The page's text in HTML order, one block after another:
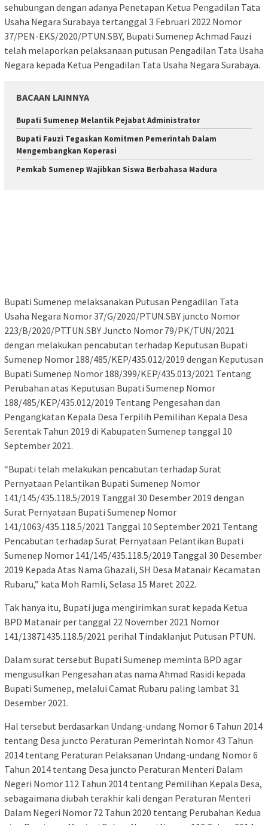
sehubungan dengan adanya Penetapan Ketua Pengadilan Tata
Usaha Negara Surabaya tertanggal 3 Februari 2022 Nomor
37/PEN-EKS/2020/PTUN.SBY, Bupati Sumenep Achmad Fauzi
telah melaporkan pelaksanaan putusan Pengadilan Tata Usaha
Negara kepada Ketua Pengadilan Tata Usaha Negara Surabaya.
BACAAN LAINNYA
Bupati Sumenep Melantik Pejabat Administrator
Bupati Fauzi Tegaskan Komitmen Pemerintah Dalam
Mengembangkan Koperasi
Pemkab Sumenep Wajibkan Siswa Berbahasa Madura
Bupati Sumenep melaksanakan Putusan Pengadilan Tata
Usaha Negara Nomor 37/G/2020/PTUN.SBY juncto Nomor
223/B/2020/PT.TUN.SBY Juncto Nomor 79/PK/TUN/2021
dengan melakukan pencabutan terhadap Keputusan Bupati
Sumenep Nomor 188/485/KEP/435.012/2019 dengan Keputusan
Bupati Sumenep Nomor 188/399/KEP/435.013/2021 Tentang
Perubahan atas Keputusan Bupati Sumenep Nomor
188/485/KEP/435.012/2019 Tentang Pengesahan dan
Pengangkatan Kepala Desa Terpilih Pemilihan Kepala Desa
Serentak Tahun 2019 di Kabupaten Sumenep tanggal 10
September 2021.
“Bupati telah melakukan pencabutan terhadap Surat
Pernyataan Pelantikan Bupati Sumenep Nomor
141/145/435.118.5/2019 Tanggal 30 Desember 2019 dengan
Surat Pernyataan Bupati Sumenep Nomor
141/1063/435.118.5/2021 Tanggal 10 September 2021 Tentang
Pencabutan terhadap Surat Pernyataan Pelantikan Bupati
Sumenep Nomor 141/145/435.118.5/2019 Tanggal 30 Desember
2019 Kepada Atas Nama Ghazali, SH Desa Matanair Kecamatan
Rubaru,” kata Moh Ramli, Selasa 15 Maret 2022.
Tak hanya itu, Bupati juga mengirimkan surat kepada Ketua
BPD Matanair per tanggal 22 November 2021 Nomor
141/13871435.118.5/2021 perihal Tindaklanjut Putusan PTUN.
Dalam surat tersebut Bupati Sumenep meminta BPD agar
mengusulkan Pengesahan atas nama Ahmad Rasidi kepada
Bupati Sumenep, melalui Camat Rubaru paling lambat 31
Desember 2021.
Hal tersebut berdasarkan Undang-undang Nomor 6 Tahun 2014
tentang Desa juncto Peraturan Pemerintah Nomor 43 Tahun
2014 tentang Peraturan Pelaksanan Undang-undang Nomor 6
Tahun 2014 tentang Desa juncto Peraturan Menteri Dalam
Negeri Nomor 112 Tahun 2014 tentang Pemilihan Kepala Desa,
sebagaimana diubah terakhir kali dengan Peraturan Menteri
Dalam Negeri Nomor 72 Tahun 2020 tentang Perubahan Kedua